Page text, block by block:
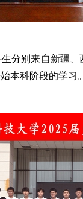
分别来自新疆
本科阶段的学习。